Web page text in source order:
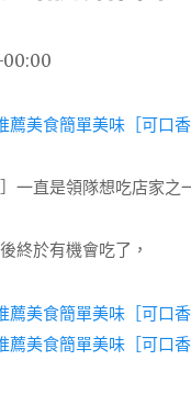
一直是領隊想吃店家之
終於有機會吃了，